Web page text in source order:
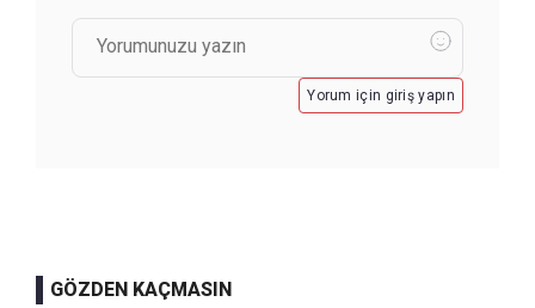
Yorum için giriş yapın
GÖZDEN KAÇMASIN